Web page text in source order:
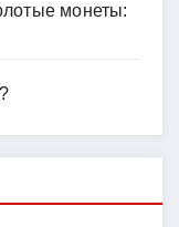
монеты: